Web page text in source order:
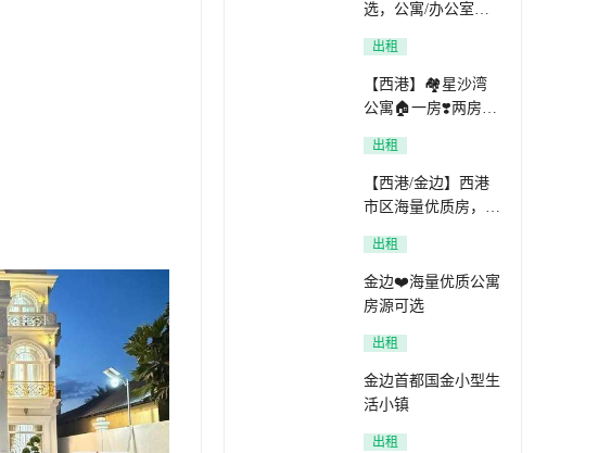
选，公寓/办公室都
出租
【西港】🏘️星沙湾
公寓🏠一房❣️两房❣️
出租
【西港/金边】西港
市区海量优质房，免
出租
金边❤️海量优质公寓
房源可选
出租
金边首都国金小型生
活小镇
出租